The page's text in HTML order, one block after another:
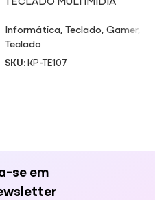
Informática,Teclado,Gamer,
Teclado
SKU:KP-TE107
se em